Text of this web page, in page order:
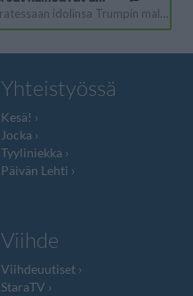
Yhteistyössä
Kesä!
Jocka
Tyyliniekka
Päivän Lehti
Viihde
Viihdeuutiset
StaraTV